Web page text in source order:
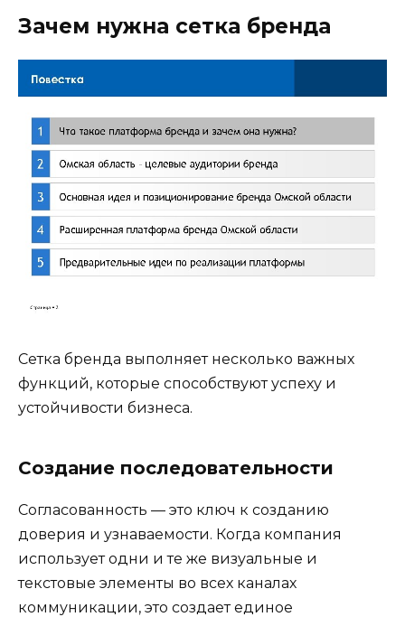
Зачем нужна сетка бренда
Сетка бренда выполняет несколько важных
функций, которые способствуют успеху и
устойчивости бизнеса.
Создание последовательности
Согласованность — это ключ к созданию
доверия и узнаваемости. Когда компания
использует одни и те же визуальные и
текстовые элементы во всех каналах
коммуникации, это создает единое